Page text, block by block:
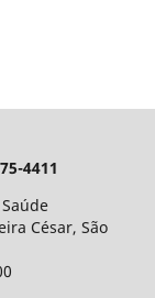
4411
César, São